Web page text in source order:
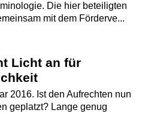
Die hier beteiligten
mit dem Förderve...
Licht an für
2016. Ist den Aufrechten nun
geplatzt? Lange genug